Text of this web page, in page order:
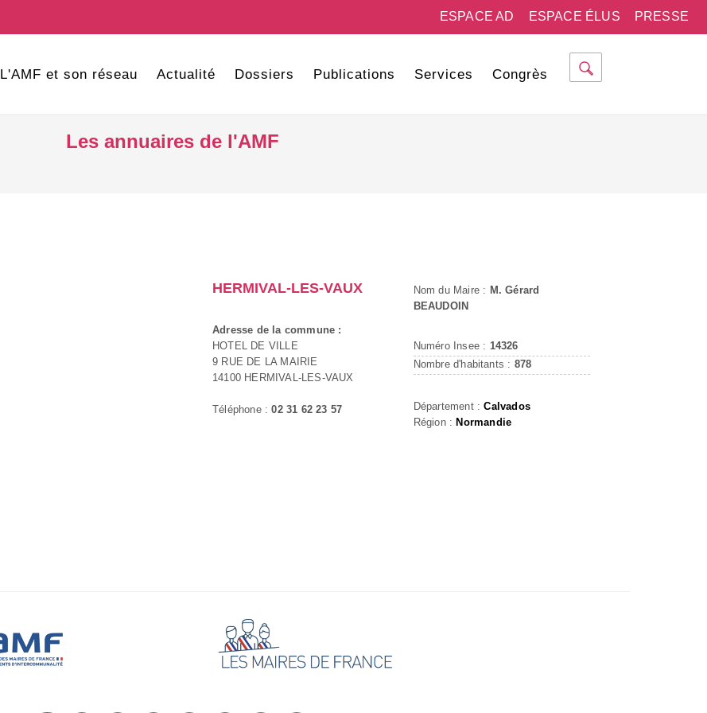
PRESSE
ESPACE ÉLUS
ESPACE AD
L'AMF et son réseau Actualité Dossiers Publications Services Congrès
Les annuaires de l'AMF
HERMIVAL-LES-VAUX
Adresse de la commune :
HOTEL DE VILLE
9 RUE DE LA MAIRIE
14100 HERMIVAL-LES-VAUX
Téléphone :02 31 62 23 57
Nom du Maire : M. Gérard
BEAUDOIN
Numéro Insee : 14326
Nombre d'habitants : 878
Département :Calvados
Région : Normandie